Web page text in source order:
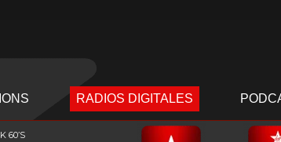
RADIOS DIGITALES
60’S